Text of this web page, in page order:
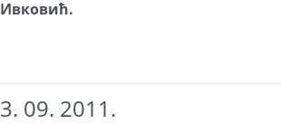
Ивковић.
3. 09. 2011.